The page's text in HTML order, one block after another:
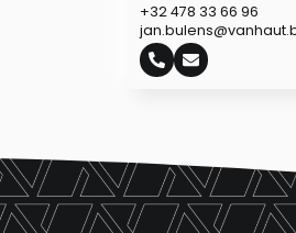
+32 478 33 66 96